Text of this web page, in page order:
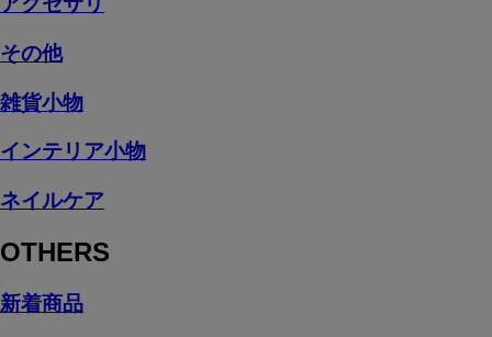
その他
雑貨小物
インテリア小物
ネイルケア
OTHERS
新着商品